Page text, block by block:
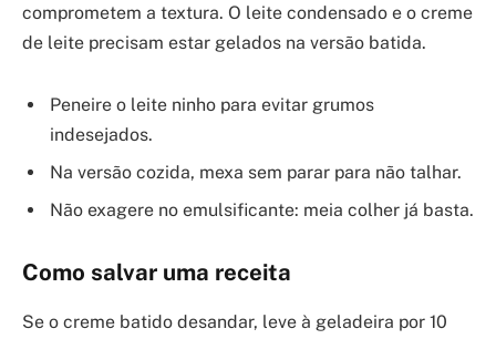
comprometem a textura. O leite condensado e o creme
de leite precisam estar gelados na versão batida.
Peneire o leite ninho para evitar grumos
indesejados.
Na versão cozida, mexa sem parar para não talhar.
Não exagere no emulsificante: meia colher já basta.
Como salvar uma receita
Se o creme batido desandar, leve à geladeira por 10